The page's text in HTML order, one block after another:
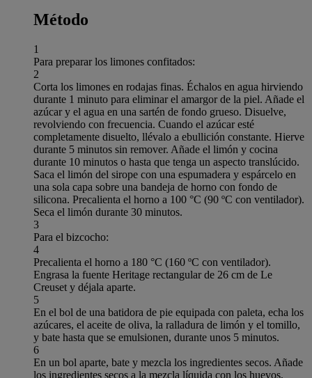
Método
1
Para preparar los limones confitados:
2
Corta los limones en rodajas finas. Échalos en agua hirviendo
durante 1 minuto para eliminar el amargor de la piel. Añade el
azúcar y el agua en una sartén de fondo grueso. Disuelve,
revolviendo con frecuencia. Cuando el azúcar esté
completamente disuelto, llévalo a ebullición constante. Hierve
durante 5 minutos sin remover. Añade el limón y cocina
durante 10 minutos o hasta que tenga un aspecto translúcido.
Saca el limón del sirope con una espumadera y espárcelo en
una sola capa sobre una bandeja de horno con fondo de
silicona. Precalienta el horno a 100 °C (90 ºC con ventilador).
Seca el limón durante 30 minutos.
3
Para el bizcocho:
4
Precalienta el horno a 180 °C (160 ºC con ventilador).
Engrasa la fuente Heritage rectangular de 26 cm de Le
Creuset y déjala aparte.
5
En el bol de una batidora de pie equipada con paleta, echa los
azúcares, el aceite de oliva, la ralladura de limón y el tomillo,
y bate hasta que se emulsionen, durante unos 5 minutos.
6
En un bol aparte, bate y mezcla los ingredientes secos. Añade
los ingredientes secos a la mezcla líquida con los huevos,